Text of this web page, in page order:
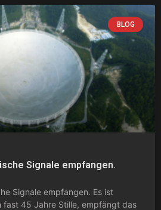
BLOG
Signale empfangen.
Signale empfangen. Es ist
fast 45 Jahre Stille, empfängt das